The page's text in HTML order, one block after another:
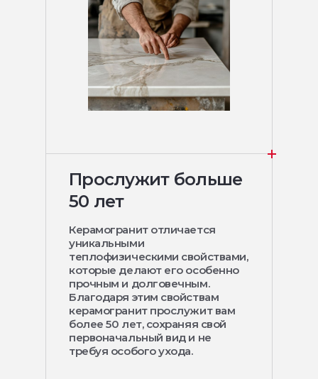
Прослужит больше
50 лет
Керамогранит отличается
уникальными
теплофизическими свойствами,
которые делают его особенно
прочным и долговечным.
Благодаря этим свойствам
керамогранит прослужит вам
более 50 лет, сохраняя свой
первоначальный вид и не
требуя особого ухода.